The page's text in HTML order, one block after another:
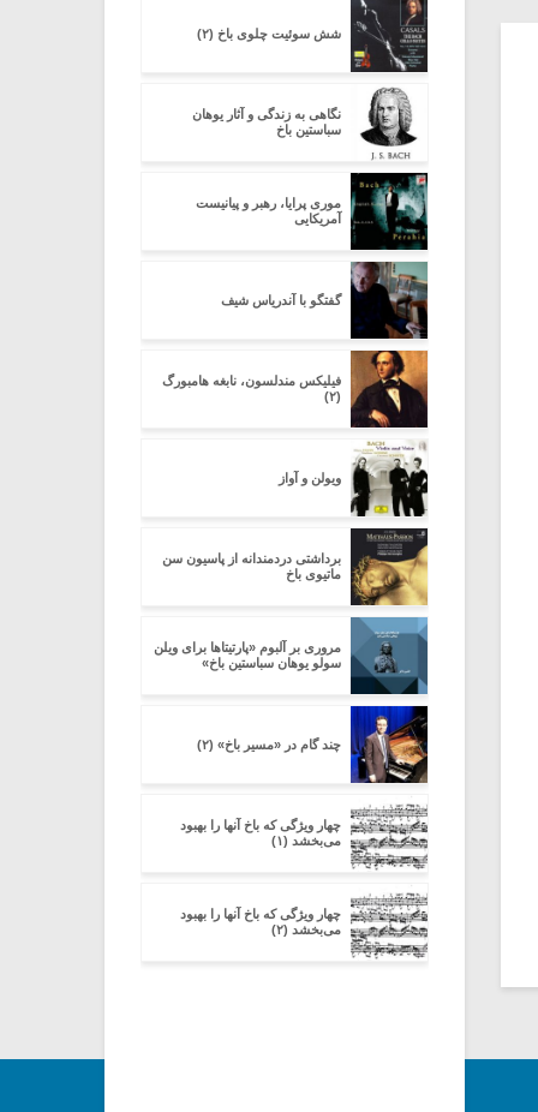
شش سوئیت چلوی باخ (۲)
نگاهى به زندگى و آثار یوهان
سباستین باخ
موری پرایا، رهبر و پیانیست
آمریکایی
گفتگو با آندریاس شیف
فیلیکس مندلسون، نابغه هامبورگ
(۲)
ویولن و آواز
برداشتی دردمندانه از پاسیون سن
ماتیوی باخ
مروری بر آلبوم «پارتیتاها برای ویلن
سولو یوهان سباستین باخ»
چند گام در «مسیر باخ» (۲)
چهار ویژگی که باخ آنها را بهبود
می‌بخشد (۱)
چهار ویژگی که باخ آنها را بهبود
می‌بخشد (۲)